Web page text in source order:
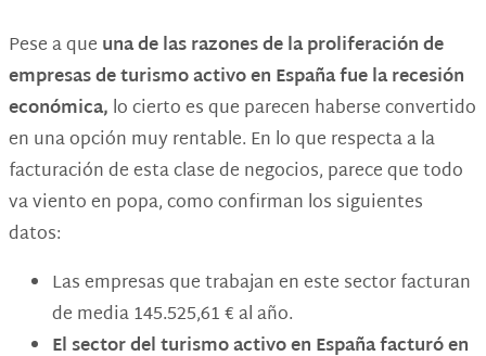
Pese a que una de las razones de la proliferación de
empresas de turismo activo en España fue la recesión
económica, lo cierto es que parecen haberse convertido
en una opción muy rentable. En lo que respecta a la
facturación de esta clase de negocios, parece que todo
va viento en popa, como confirman los siguientes
datos:
Las empresas que trabajan en este sector facturan
de media 145.525,61 € al año.
El sector del turismo activo en España facturó en